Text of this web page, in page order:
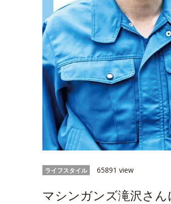
ライフスタイル 65891 view
マシンガンズ滝沢さ